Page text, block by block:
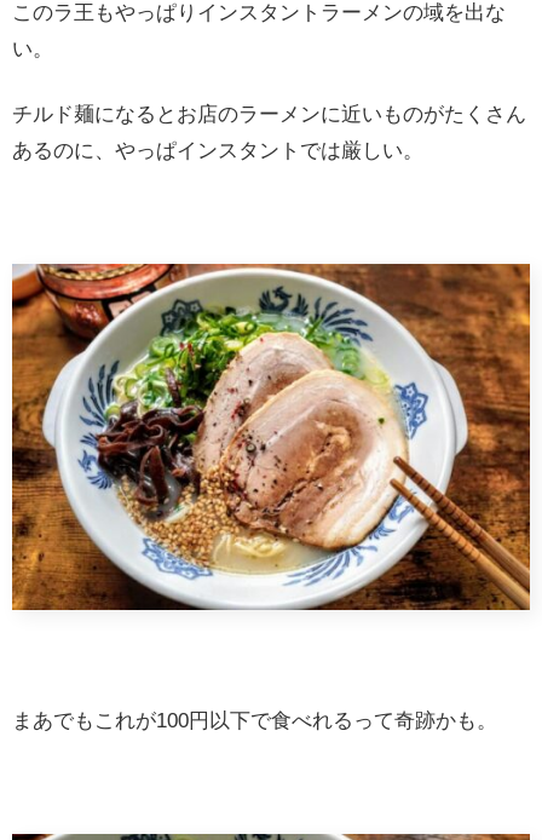
このラ王もやっぱりインスタントラーメンの域を出な
い。
チルド麺になるとお店のラーメンに近いものがたくさん
あるのに、やっぱインスタントでは厳しい。
まあでもこれが100円以下で食べれるって奇跡かも。